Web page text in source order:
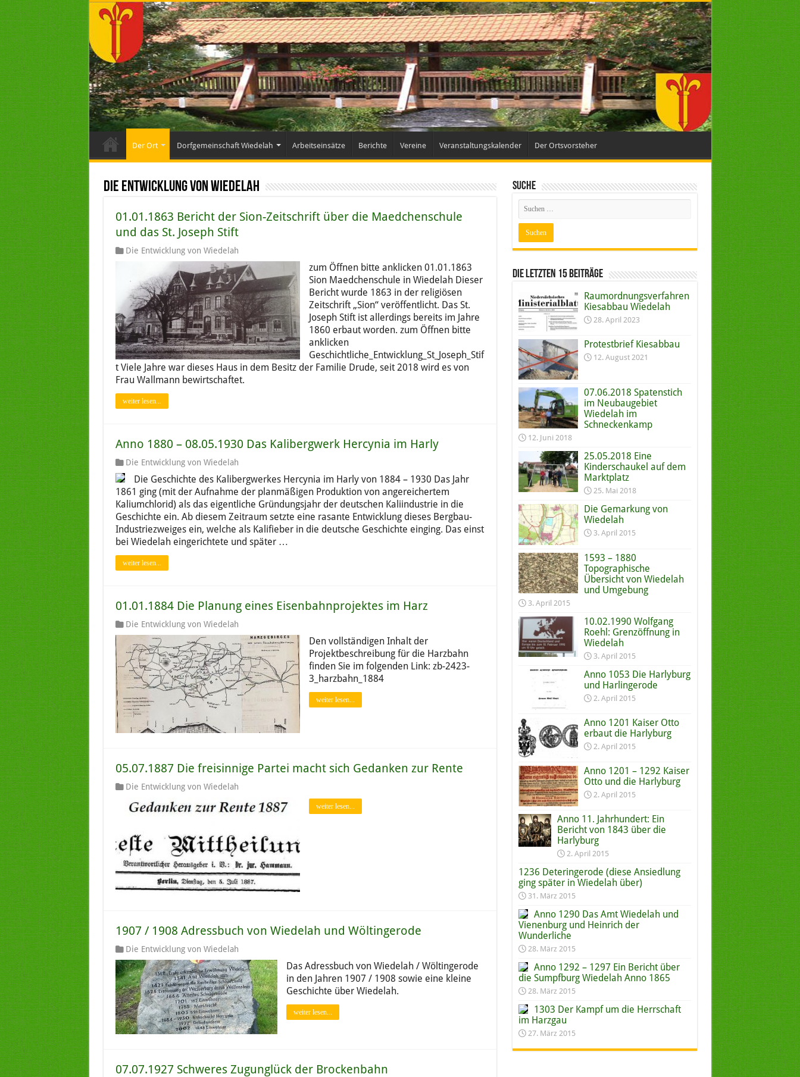
Der Ort Dorfgemeinschaft Wiedelah Arbeitseinsätze Berichte Vereine Veranstaltungskalender Der Ortsvorsteher
Die Entwicklung von Wiedelah
01.01.1863 Bericht der Sion-Zeitschrift über die Maedchenschule
und das St. Joseph Stift
Die Entwicklung von Wiedelah
zum Öffnen bitte anklicken 01.01.1863
Sion Maedchenschule in Wiedelah Dieser
Bericht wurde 1863 in der religiösen
Zeitschrift „Sion“ veröffentlicht. Das St.
Joseph Stift ist allerdings bereits im Jahre
1860 erbaut worden. zum Öffnen bitte
anklicken
Geschichtliche_Entwicklung_St_Joseph_Stif
t Viele Jahre war dieses Haus in dem Besitz der Familie Drude, seit 2018 wird es von
Frau Wallmann bewirtschaftet.
weiter lesen...
Anno 1880 – 08.05.1930 Das Kalibergwerk Hercynia im Harly
Die Entwicklung von Wiedelah
Die Geschichte des Kalibergwerkes Hercynia im Harly von 1884 – 1930 Das Jahr
1861 ging (mit der Aufnahme der planmäßigen Produktion von angereichertem
Kaliumchlorid) als das eigentliche Gründungsjahr der deutschen Kaliindustrie in die
Geschichte ein. Ab diesem Zeitraum setzte eine rasante Entwicklung dieses Bergbau-
Industriezweiges ein, welche als Kalifieber in die deutsche Geschichte einging. Das einst
bei Wiedelah eingerichtete und später …
weiter lesen...
01.01.1884 Die Planung eines Eisenbahnprojektes im Harz
Die Entwicklung von Wiedelah
Den vollständigen Inhalt der
Projektbeschreibung für die Harzbahn
finden Sie im folgenden Link: zb-2423-
3_harzbahn_1884
weiter lesen...
05.07.1887 Die freisinnige Partei macht sich Gedanken zur Rente
Die Entwicklung von Wiedelah
weiter lesen...
1907 / 1908 Adressbuch von Wiedelah und Wöltingerode
Die Entwicklung von Wiedelah
Das Adressbuch von Wiedelah / Wöltingerode
in den Jahren 1907 / 1908 sowie eine kleine
Geschichte über Wiedelah.
weiter lesen...
07.07.1927 Schweres Zugunglück der Brockenbahn
Suche
Die letzten 15 Beiträge
Raumordnungs­verfahren
Kiesabbau Wiedelah
28. April 2023
Protestbrief Kiesabbau
12. August 2021
07.06.2018 Spatenstich
im Neubaugebiet
Wiedelah im
Schneckenkamp
12. Juni 2018
25.05.2018 Eine
Kinderschaukel auf dem
Marktplatz
25. Mai 2018
Die Gemarkung von
Wiedelah
3. April 2015
1593 – 1880
Topographische
Übersicht von Wiedelah
und Umgebung
3. April 2015
10.02.1990 Wolfgang
Roehl: Grenzöffnung in
Wiedelah
3. April 2015
Anno 1053 Die Harlyburg
und Harlingerode
2. April 2015
Anno 1201 Kaiser Otto
erbaut die Harlyburg
2. April 2015
Anno 1201 – 1292 Kaiser
Otto und die Harlyburg
2. April 2015
Anno 11. Jahrhundert: Ein
Bericht von 1843 über die
Harlyburg
2. April 2015
1236 Deteringerode (diese Ansiedlung
ging später in Wiedelah über)
31. März 2015
Anno 1290 Das Amt Wiedelah und
Vienenburg und Heinrich der
Wunderliche
28. März 2015
Anno 1292 – 1297 Ein Bericht über
die Sumpfburg Wiedelah Anno 1865
28. März 2015
1303 Der Kampf um die Herrschaft
im Harzgau
27. März 2015